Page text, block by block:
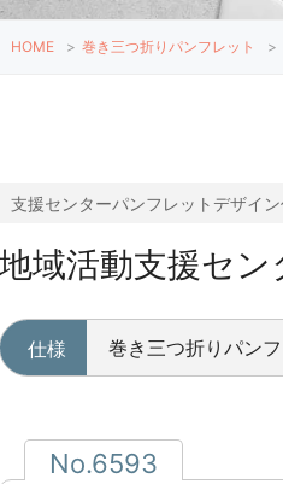
HOME > 巻き三つ折りパンフレット >
支援センターパンフレットデザイ
地域活動支援セ
仕様 巻き三つ折りパン
No.6593